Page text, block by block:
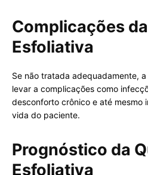
Complicações
Esfoliativa
Se não tratada adequadamente,
levar a complicações como
desconforto crônico e até mesmo
vida do paciente.
Prognóstico da
Esfoliativa